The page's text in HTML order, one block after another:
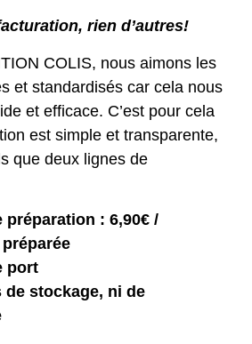
rien d’autres!
COLIS, nous aimons les
et standardisés car cela nous
et efficace. C’est pour cela
est simple et transparente,
que deux lignes de
préparation : 6,90€ /
port
de stockage, ni de